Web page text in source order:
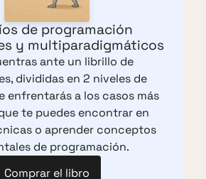
de programación
y multiparadigmáticos
ante un librillo de
divididas en 2 niveles de
enfrentarás a los casos más
te puedes encontrar en
o aprender conceptos
de programación.
Comprar el libro